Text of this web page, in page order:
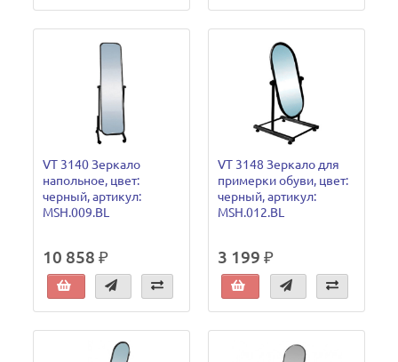
VT 3140 Зеркало
напольное, цвет:
черный, артикул:
MSH.009.BL
10 858 ₽
VT 3148 Зеркало для
примерки обуви, цвет:
черный, артикул:
MSH.012.BL
3 199 ₽